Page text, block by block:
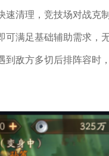
清理，竞技场对战克
满足基础辅助需求，
敌方多切后排阵容时